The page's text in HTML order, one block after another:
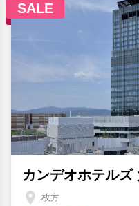
SALE
カンデオホテルズ
枚方